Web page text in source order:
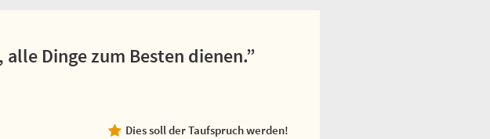
Dinge zum Besten dienen.”
Dies soll der Taufspruch werden!